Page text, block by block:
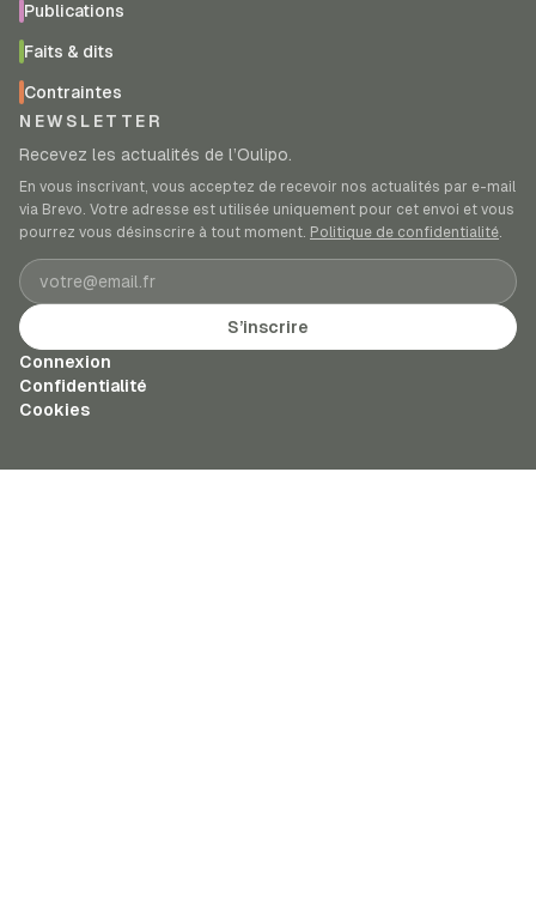
Publications
Faits & dits
Contraintes
NEWSLETTER
Recevez les actualités de l’Oulipo.
En vous inscrivant, vous acceptez de recevoir nos actualités par e-mail
via Brevo. Votre adresse est utilisée uniquement pour cet envoi et vous
pourrez vous désinscrire à tout moment. Politique de confidentialité.
Adresse e-mail
S’inscrire
Connexion
Confidentialité
Cookies